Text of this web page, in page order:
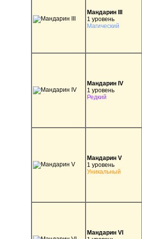
Мандарин III
1 уровень
Магический
Мандарин IV
1 уровень
Редкий
Мандарин V
1 уровень
Уникальный
Мандарин VI